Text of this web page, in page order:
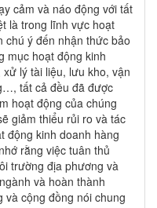
cảm và náo động với tất
là trong lĩnh vực hoạt
chú ý đến nhận thức bảo
mục hoạt động kinh
lý tài liệu, lưu kho, vận
tất cả đều đã được
hoạt động của chúng
giảm thiểu rủi ro và tác
động kinh doanh hàng
rằng việc tuân thủ
trường địa phương và
và hoàn thành
và cộng đồng nói chung